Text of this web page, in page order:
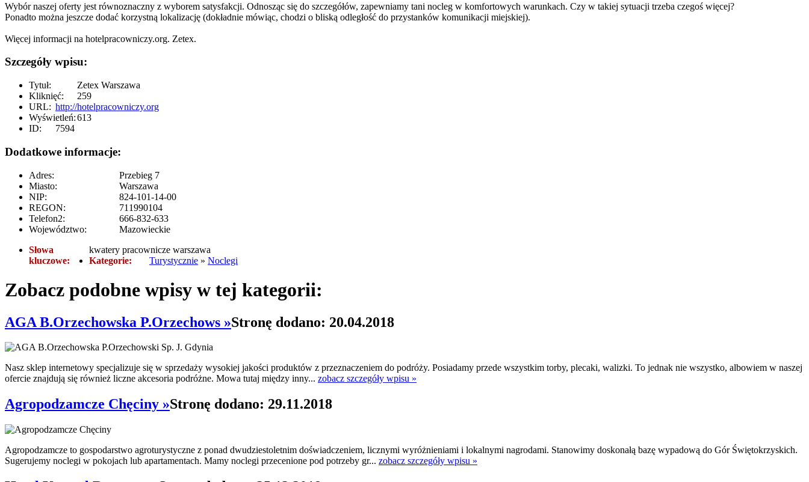
Wybór naszej oferty jest równoznaczny z wyborem satysfakcji. Odnosząc się do szczegółów, zapewniamy tani nocleg w komfortowych warunkach. Czy w takiej sytuacji trzeba czegoś więcej?
Ponadto można jeszcze dodać korzystną lokalizację (dokładnie mówiąc, chodzi o bliską odległość do przystanków komunikacji miejskiej).
Więcej informacji na hotelpracowniczy.org. Zetex.
Szczegóły wpisu:
Tytuł:
Zetex Warszawa
Kliknięć:
259
URL: http://hotelpracowniczy.org
Wyświetleń:613
ID:
7594
Dodatkowe informacje:
Adres:
Przebieg 7
Miasto:
Warszawa
NIP:
824-101-14-00
REGON:
711990104
Telefon2:
666-832-633
Województwo:
Mazowieckie
Słowa
kluczowe:
kwatery pracownicze warszawa
Kategorie:
Turystycznie » Noclegi
Zobacz podobne wpisy w tej kategorii:
AGA B.Orzechowska P.Orzechows »Stronę dodano: 20.04.2018
Nasz sklep internetowy specjalizuje się w sprzedaży wysokiej jakości produktów z przeznaczeniem do podróży. Posiadamy przede wszystkim torby, plecaki, walizki. To jednak nie wszystko, albowiem w naszej
ofercie znajdują się również liczne akcesoria podróżne. Mowa tutaj między inny... zobacz szczegóły wpisu »
Agropodzamcze Chęciny »Stronę dodano: 29.11.2018
Agropodzamcze to gospodarstwo agroturystyczne z ponad dwudziestoletnim doświadczeniem, licznymi wyróżnieniami i lokalnymi nagrodami. Stanowimy doskonałą bazę wypadową do Gór Świętokrzyskich.
Sugerujemy noclegi w pokojach lub apartamentach. Mamy noclegi przecenione pod potrzeby gr... zobacz szczegóły wpisu »